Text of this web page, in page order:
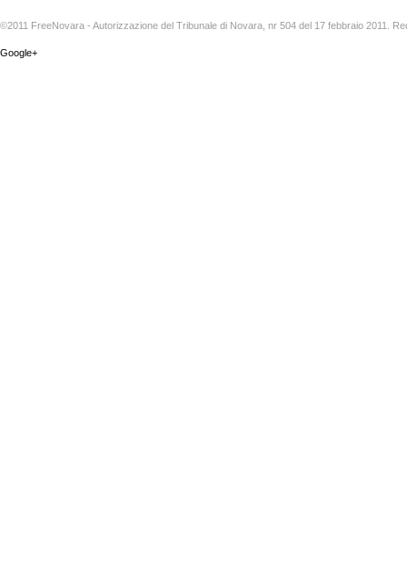
©2011 FreeNovara - Autorizzazione del Tribunale di Novara, nr 504 del 17 febbraio 2011.
Google+